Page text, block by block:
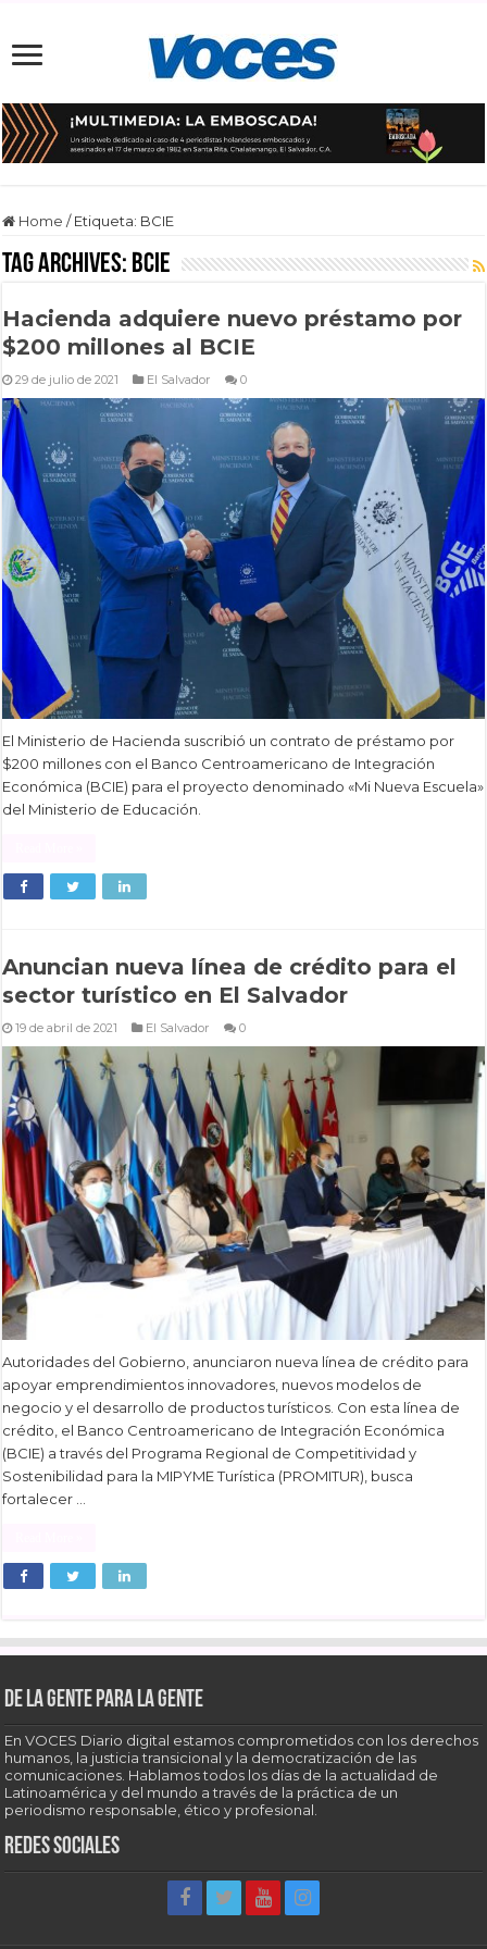
Home / Etiqueta: BCIE
Tag Archives: BCIE
Hacienda adquiere nuevo préstamo por
$200 millones al BCIE
29 de julio de 2021 El Salvador 0
El Ministerio de Hacienda suscribió un contrato de préstamo por
$200 millones con el Banco Centroamericano de Integración
Económica (BCIE) para el proyecto denominado «Mi Nueva Escuela»
del Ministerio de Educación.
Anuncian nueva línea de crédito para el
sector turístico en El Salvador
19 de abril de 2021 El Salvador 0
Autoridades del Gobierno, anunciaron nueva línea de crédito para
apoyar emprendimientos innovadores, nuevos modelos de
negocio y el desarrollo de productos turísticos. Con esta línea de
crédito, el Banco Centroamericano de Integración Económica
(BCIE) a través del Programa Regional de Competitividad y
Sostenibilidad para la MIPYME Turística (PROMITUR), busca
fortalecer …
De la gente para la gente
En VOCES Diario digital estamos comprometidos con los derechos
humanos, la justicia transicional y la democratización de las
comunicaciones. Hablamos todos los días de la actualidad de
Latinoamérica y del mundo a través de la práctica de un
periodismo responsable, ético y profesional.
Redes sociales